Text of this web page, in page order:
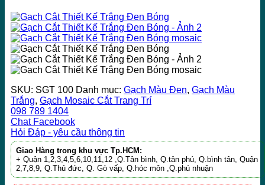
SKU: SGT 100 Danh mục: Gạch Màu Đen, Gạch Màu
Trắng, Gạch Mosaic Cắt Trang Trí
098 789 1404
Chat Facebook
Hỏi Đáp - yêu cầu thông tin
Giao Hàng trong khu vực Tp.HCM:
+ Quận 1,2,3,4,5,6,10,11,12 ,Q.Tân bình, Q.tân phú, Q.bình tân, Quận
2,7,8,9, Q.Thủ đức, Q. Gò vấp, Q.hóc môn ,Q.phú nhuận